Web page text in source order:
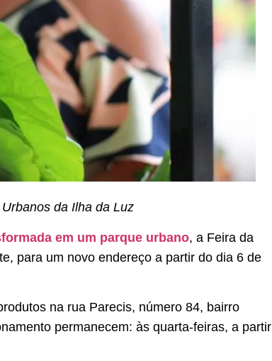
da Ilha da Luz
em um parque urbano, a Feira da
para um novo endereço a partir do dia 6 de
na rua Parecis, número 84, bairro
permanecem: às quarta-feiras, a partir